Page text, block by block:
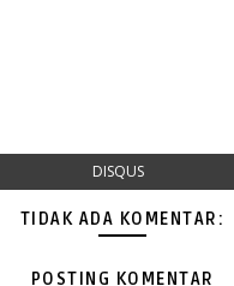
DISQUS
TIDAK ADA KOMENTAR:
POSTING KOMENTAR